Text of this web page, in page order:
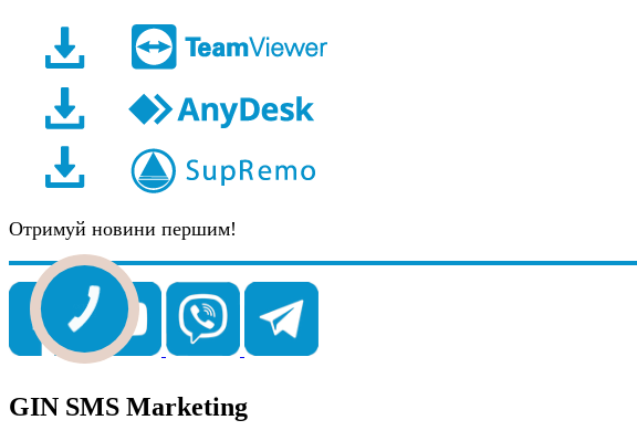
Отримуй новини першим!
GIN SMS Marketing